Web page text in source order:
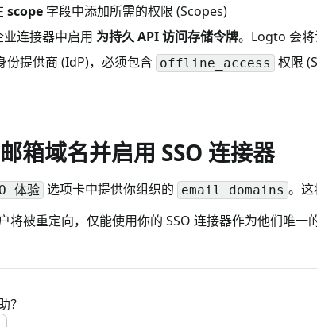
scope 字段中添加所需的权限 (Scopes)
连接器中启用 为持久 API 访问存储令牌。Logto 会将
份提供商 (IdP)，必须包含 offline_access 权限
箱域名并启用 SSO 连接器
体验 选项卡中提供你组织的 email domains 。这
将被重定向，仅能使用你的 SSO 连接器作为他们唯一
？